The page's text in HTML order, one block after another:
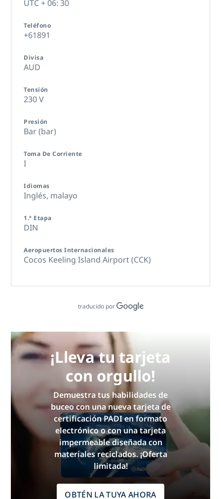
UTC + 06: 30
Teléfono
+61891
Divisa
AUD
Tensión
230 V
Presión
Bar (bar)
Toma De Corriente
I
Idiomas
Inglés, malayo
1.ª Etapa
DIN
Aeropuertos Internacionales
Cocos Keeling Island Airport (CCK)
traducido por
¡Lleva tu tarjeta
con orgullo!
Demuestra tus habilidades de
buceo con una nueva tarjeta de
certificación PADI en formato
electrónico o con una tarjeta
impermeable diseñada con
materiales reciclados. ¡Oferta
limitada!
OBTÉN LA TUYA AHORA